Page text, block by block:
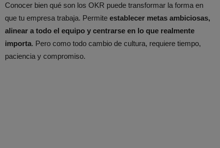
Conocer bien qué son los OKR puede transformar la forma en
que tu empresa trabaja. Permite establecer metas ambiciosas,
alinear a todo el equipo y centrarse en lo que realmente
importa. Pero como todo cambio de cultura, requiere tiempo,
paciencia y compromiso.